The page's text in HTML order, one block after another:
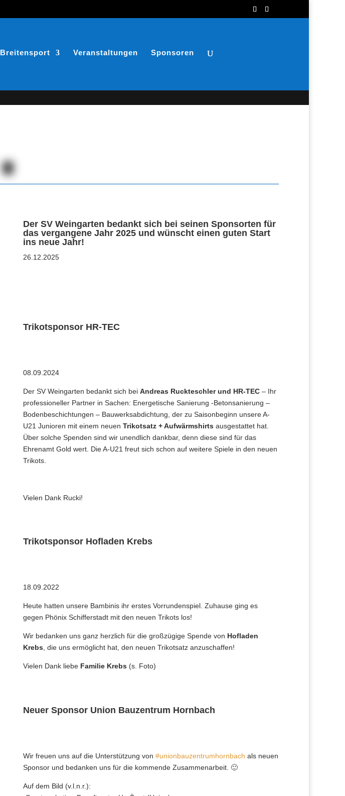
Breitensport Veranstaltungen Sponsoren
Der SV Weingarten bedankt sich bei seinen Sponsorten für
das vergangene Jahr 2025 und wünscht einen guten Start
ins neue Jahr!
26.12.2025
Trikotsponsor HR-TEC
08.09.2024
Der SV Weingarten bedankt sich bei Andreas Ruckteschler und HR-TEC– Ihr
professioneller Partner in Sachen: Energetische Sanierung -Betonsanierung –
Bodenbeschichtungen – Bauwerksabdichtung, der zu Saisonbeginn unsere A-
U21 Junioren mit einem neuen Trikotsatz + Aufwärmshirts ausgestattet hat.
Über solche Spenden sind wir unendlich dankbar, denn diese sind für das
Ehrenamt Gold wert. Die A-U21 freut sich schon auf weitere Spiele in den neuen
Trikots.
Vielen Dank Rucki!
Trikotsponsor Hofladen Krebs
18.09.2022
Heute hatten unsere Bambinis ihr erstes Vorrundenspiel. Zuhause ging es
gegen Phönix Schifferstadt mit den neuen Trikots los!
Wir bedanken uns ganz herzlich für die großzügige Spende von Hofladen
Krebs , die uns ermöglicht hat, den neuen Trikotsatz anzuschaffen!
Vielen Dank liebe Familie Krebs (s. Foto)
Neuer Sponsor Union Bauzentrum Hornbach
Wir freuen uns auf die Unterstützung von #unionbauzentrumhornbach als neuen
Sponsor und bedanken uns für die kommende Zusammenarbeit. 🙂
Auf dem Bild (v.l.n.r.):